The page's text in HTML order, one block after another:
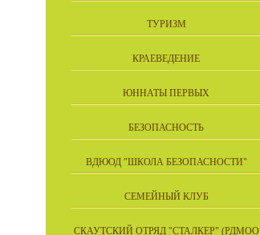
ТУРИЗМ
КРАЕВЕДЕНИЕ
ЮННАТЫ ПЕРВЫХ
БЕЗОПАСНОСТЬ
ВДЮОД "ШКОЛА БЕЗОПАСНОСТИ"
СЕМЕЙНЫЙ КЛУБ
СКАУТСКИЙ ОТРЯД "СТАЛКЕР" (РДМОО